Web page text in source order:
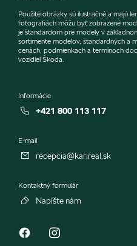
Použité obrázky sú ilustračné a majú
fotografiách môžu byť zobrazené
je štandardom pre modely v
sortimente modelov, štandardných a
cenách, podmienkach a termínoch
vozidiel Škoda.
Informácie
+421 800 113 117
E-mail
recepcia@karireal.sk
Kontaktný formulár
Napíšte nám